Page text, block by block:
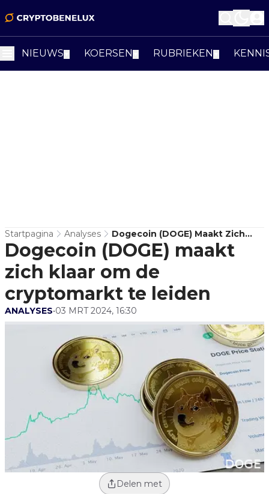
NIEUWS KOERSEN RUBRIEKEN
Startpagina Analyses
Dogecoin (DOGE) Maakt Zich
Klaar Om De Cryptomarkt Te
Leiden
Dogecoin (DOGE) maakt
zich klaar om de
cryptomarkt te leiden
ANALYSES•03 MRT 2024, 16:30
Delen met